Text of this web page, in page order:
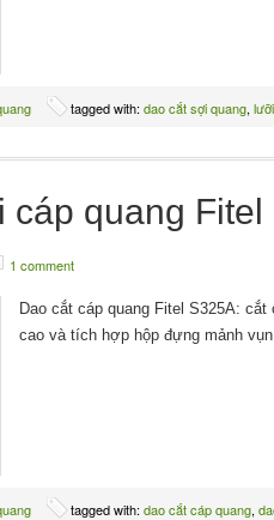
tagged with: dao cắt sợi quang,
cáp quang Fitel
1 comment
Dao cắt cáp quang Fitel S325A:
cao và tích hợp hộp đựng mảnh
tagged with: dao cắt cáp quang,